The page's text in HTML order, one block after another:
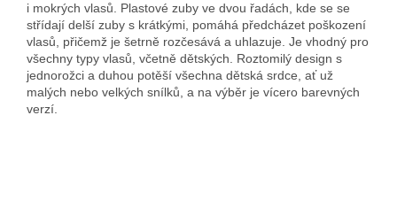
i mokrých vlasů. Plastové zuby ve dvou řadách, kde se se
střídají delší zuby s krátkými, pomáhá předcházet poškození
vlasů, přičemž je šetrně rozčesává a uhlazuje. Je vhodný pro
všechny typy vlasů, včetně dětských. Roztomilý design s
jednorožci a duhou potěší všechna dětská srdce, ať už
malých nebo velkých snílků, a na výběr je vícero barevných
verzí.